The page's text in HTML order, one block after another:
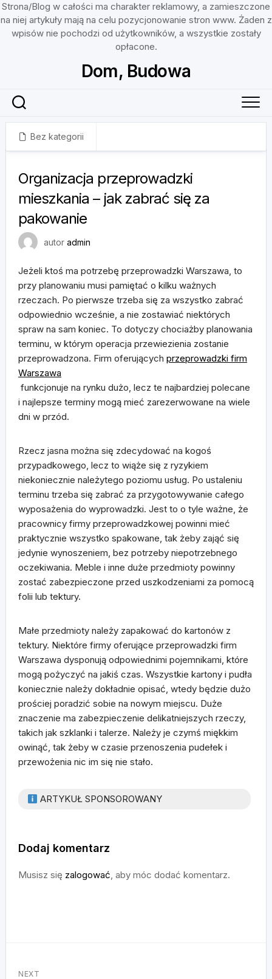
Strona/Blog w całości ma charakter reklamowy, a zamieszczone
na niej artykuły mają na celu pozycjonowanie stron www. Żaden z
wpisów nie pochodzi od użytkowników, a wszystkie zostały
opłacone.
Dom, Budowa
Bez kategorii
Organizacja przeprowadzki
mieszkania – jak zabrać się za
pakowanie
autor admin
Jeżeli ktoś ma potrzebę przeprowadzki Warszawa, to
przy planowaniu musi pamiętać o kilku ważnych
rzeczach. Po pierwsze trzeba się za wszystko zabrać
odpowiednio wcześnie, a nie zostawiać niektórych
spraw na sam koniec. To dotyczy chociażby planowania
terminu, w którym operacja przewiezienia zostanie
przeprowadzona. Firm oferujących przeprowadzki firm
Warszawa
funkcjonuje na rynku dużo, lecz te najbardziej polecane
i najlepsze terminy mogą mieć zarezerwowane na wiele
dni w przód.
Rzecz jasna można się zdecydować na kogoś
przypadkowego, lecz to wiąże się z ryzykiem
niekoniecznie należytego poziomu usług. Po ustaleniu
terminu trzeba się zabrać za przygotowywanie całego
wyposażenia do wyprowadzki. Jest to o tyle ważne, że
pracownicy firmy przeprowadzkowej powinni mieć
praktycznie wszystko spakowane, tak żeby zająć się
jedynie wynoszeniem, bez potrzeby niepotrzebnego
oczekiwania. Meble i inne duże przedmioty powinny
zostać zabezpieczone przed uszkodzeniami za pomocą
folii lub tektury.
Małe przedmioty należy zapakować do kartonów z
tektury. Niektóre firmy oferujące przeprowadzki firm
Warszawa dysponują odpowiednimi pojemnikami, które
mogą pożyczyć na jakiś czas. Wszystkie kartony i pudła
koniecznie należy dokładnie opisać, wtedy będzie dużo
prościej poradzić sobie na nowym miejscu. Duże
znaczenie ma zabezpieczenie delikatniejszych rzeczy,
takich jak szklanki i talerze. Należy je czymś miękkim
owinąć, tak żeby w czasie przenoszenia pudełek i
przewożenia nic im się nie stało.
ARTYKUŁ SPONSOROWANY
Dodaj komentarz
Musisz się zalogować, aby móc dodać komentarz.
NEXT